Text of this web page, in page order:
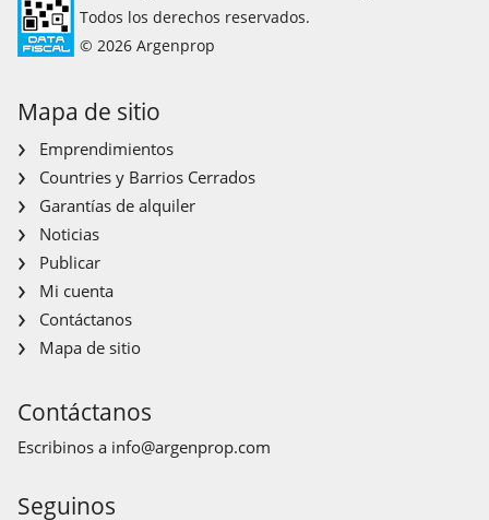
Todos los derechos reservados.
© 2026 Argenprop
Mapa de sitio
Emprendimientos
Countries y Barrios Cerrados
Garantías de alquiler
Noticias
Publicar
Mi cuenta
Contáctanos
Mapa de sitio
Contáctanos
Escribinos a info@argenprop.com
Seguinos